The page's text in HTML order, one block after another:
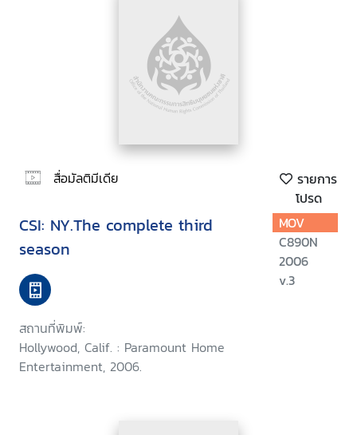
สื่อมัลติมีเดีย
รายการ
โปรด
CSI: NY.The complete third
season
สถานที่พิมพ์:
Hollywood, Calif. : Paramount Home
Entertainment, 2006.
MOV
C890N
2006
v.3